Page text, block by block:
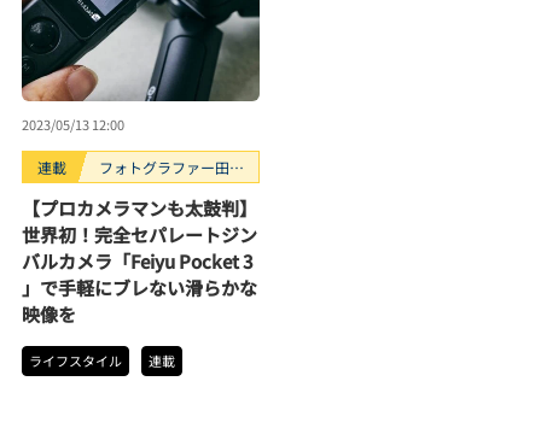
2023/05/13 12:00
連載
フォトグラファー田中
チ”レビュー
【プロカメラマンも太鼓判】
世界初！完全セパレートジン
バルカメラ「Feiyu Pocket 3
」で手軽にブレない滑らかな
映像を
ライフスタイル 連載